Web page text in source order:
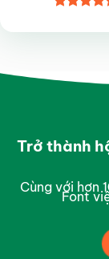
hạng4.5
Trở thành
Cùng với hơn 1
Font